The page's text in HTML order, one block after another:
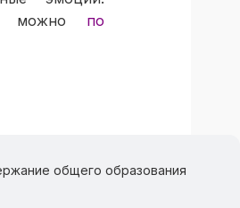
можно по
общего образования